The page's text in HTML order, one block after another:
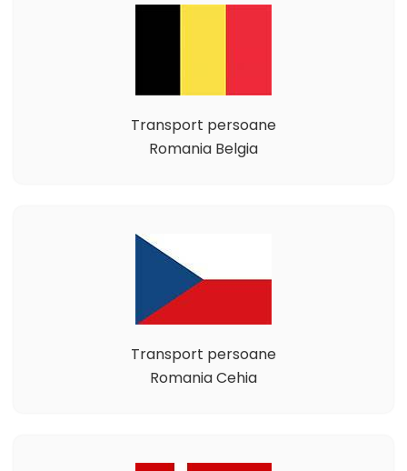
Transport persoane
Romania Belgia
Transport persoane
Romania Cehia